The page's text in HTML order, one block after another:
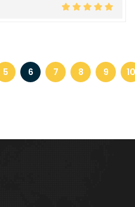
5 6 7 8 9 10